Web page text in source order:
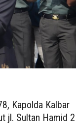
Kapolda Kalbar
jl. Sultan Hamid 2